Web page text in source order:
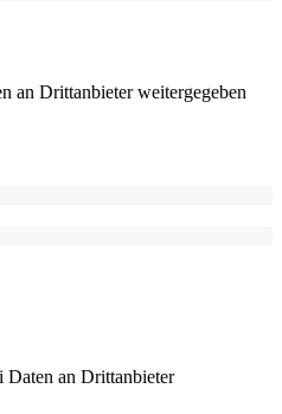
an Drittanbieter weitergegeben
Daten an Drittanbieter